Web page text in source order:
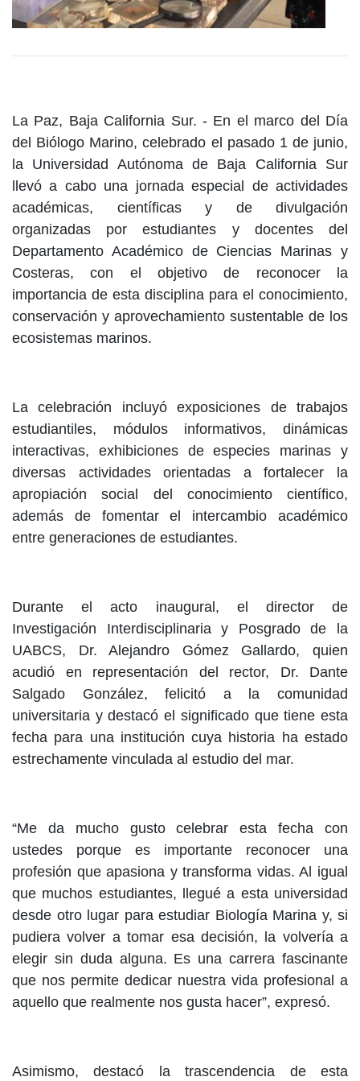
La Paz, Baja California Sur. - En el marco del Día
del Biólogo Marino, celebrado el pasado 1 de junio,
la Universidad Autónoma de Baja California Sur
llevó a cabo una jornada especial de actividades
académicas, científicas y de divulgación
organizadas por estudiantes y docentes del
Departamento Académico de Ciencias Marinas y
Costeras, con el objetivo de reconocer la
importancia de esta disciplina para el conocimiento,
conservación y aprovechamiento sustentable de los
ecosistemas marinos.
La celebración incluyó exposiciones de trabajos
estudiantiles, módulos informativos, dinámicas
interactivas, exhibiciones de especies marinas y
diversas actividades orientadas a fortalecer la
apropiación social del conocimiento científico,
además de fomentar el intercambio académico
entre generaciones de estudiantes.
Durante el acto inaugural, el director de
Investigación Interdisciplinaria y Posgrado de la
UABCS, Dr. Alejandro Gómez Gallardo, quien
acudió en representación del rector, Dr. Dante
Salgado González, felicitó a la comunidad
universitaria y destacó el significado que tiene esta
fecha para una institución cuya historia ha estado
estrechamente vinculada al estudio del mar.
“Me da mucho gusto celebrar esta fecha con
ustedes porque es importante reconocer una
profesión que apasiona y transforma vidas. Al igual
que muchos estudiantes, llegué a esta universidad
desde otro lugar para estudiar Biología Marina y, si
pudiera volver a tomar esa decisión, la volvería a
elegir sin duda alguna. Es una carrera fascinante
que nos permite dedicar nuestra vida profesional a
aquello que realmente nos gusta hacer”, expresó.
Asimismo, destacó la trascendencia de esta